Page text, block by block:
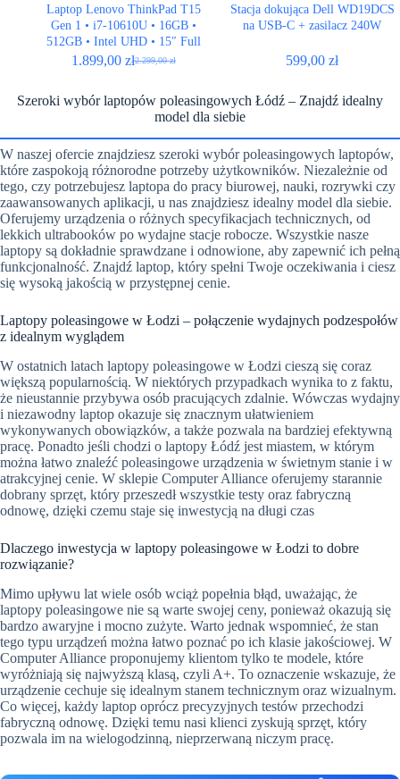
Laptop Lenovo ThinkPad T15
Gen 1 • i7-10610U • 16GB •
512GB • Intel UHD • 15″ Full
HD 2.299,00zł
Pierwotna
wynosiła:
2.299,00 zł.
1.899,00 zł
Aktualna
wynosi:
1.899,00 zł.
Stacja dokująca Dell WD19DCS
na USB-C + zasilacz 240W
599,00zł
Szeroki wybór laptopów poleasingowych Łódź – Znajdź idealny
model dla siebie
W naszej ofercie znajdziesz szeroki wybór poleasingowych laptopów,
które zaspokoją różnorodne potrzeby użytkowników. Niezależnie od
tego, czy potrzebujesz laptopa do pracy biurowej, nauki, rozrywki czy
zaawansowanych aplikacji, u nas znajdziesz idealny model dla siebie.
Oferujemy urządzenia o różnych specyfikacjach technicznych, od
lekkich ultrabooków po wydajne stacje robocze. Wszystkie nasze
laptopy są dokładnie sprawdzane i odnowione, aby zapewnić ich pełną
funkcjonalność. Znajdź laptop, który spełni Twoje oczekiwania i ciesz
się wysoką jakością w przystępnej cenie.
Laptopy poleasingowe w Łodzi – połączenie wydajnych podzespołów
z idealnym wyglądem
W ostatnich latach laptopy poleasingowe w Łodzi cieszą się coraz
większą popularnością. W niektórych przypadkach wynika to z faktu,
że nieustannie przybywa osób pracujących zdalnie. Wówczas wydajny
i niezawodny laptop okazuje się znacznym ułatwieniem
wykonywanych obowiązków, a także pozwala na bardziej efektywną
pracę. Ponadto jeśli chodzi o laptopy Łódź jest miastem, w którym
można łatwo znaleźć poleasingowe urządzenia w świetnym stanie i w
atrakcyjnej cenie. W sklepie Computer Alliance oferujemy starannie
dobrany sprzęt, który przeszedł wszystkie testy oraz fabryczną
odnowę, dzięki czemu staje się inwestycją na długi czas
Dlaczego inwestycja w laptopy poleasingowe w Łodzi to dobre
rozwiązanie?
Mimo upływu lat wiele osób wciąż popełnia błąd, uważając, że
laptopy poleasingowe nie są warte swojej ceny, ponieważ okazują się
bardzo awaryjne i mocno zużyte. Warto jednak wspomnieć, że stan
tego typu urządzeń można łatwo poznać po ich klasie jakościowej. W
Computer Alliance proponujemy klientom tylko te modele, które
wyróżniają się najwyższą klasą, czyli A+. To oznaczenie wskazuje, że
urządzenie cechuje się idealnym stanem technicznym oraz wizualnym.
Co więcej, każdy laptop oprócz precyzyjnych testów przechodzi
fabryczną odnowę. Dzięki temu nasi klienci zyskują sprzęt, który
pozwala im na wielogodzinną, nieprzerwaną niczym pracę.